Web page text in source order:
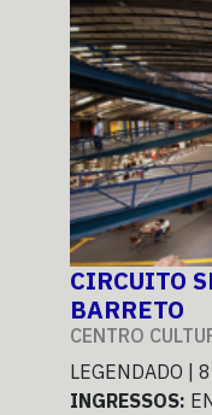
CIRCUITO
BARRETO
CENTRO
LEGENDADO |
INGRESSOS: